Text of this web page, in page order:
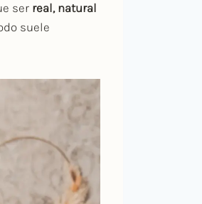
ser real, natural
suele